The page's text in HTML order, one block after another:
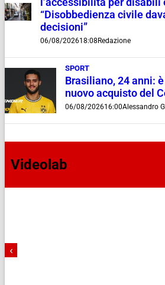
“Disobbedienza civile
decisioni”
06/08/202618:08 Redazione
SPORT
Brasiliano, 24 anni: è
nuovo acquisto del
06/08/202616:00Alessandro
Videolab
‹